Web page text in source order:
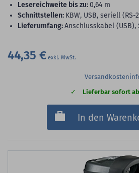
Lesereichweite bis zu:0,64 m
Schnittstellen: KBW, USB, seriell
Lieferumfang:Anschlusskabel (USB),
44,35 €
Lieferbar sofort
In den